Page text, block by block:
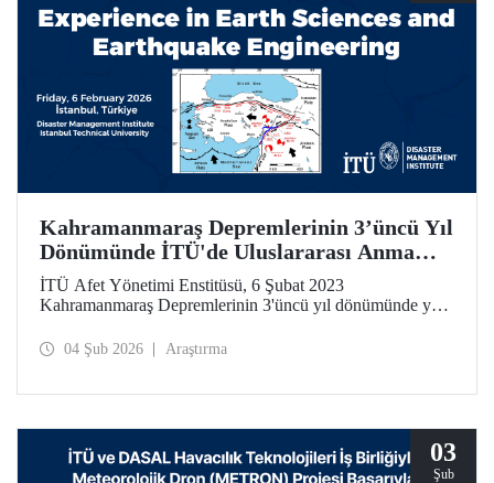
Kahramanmaraş Depremlerinin 3’üncü Yıl
Dönümünde İTÜ'de Uluslararası Anma
Toplantısı ve Çalıştay
İTÜ Afet Yönetimi Enstitüsü, 6 Şubat 2023
Kahramanmaraş Depremlerinin 3'üncü yıl dönümünde yer
uluslararası ölçekte önemli bir çalıştay düzenliyor.
04 Şub 2026 Araştırma
03
Şub